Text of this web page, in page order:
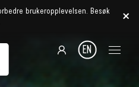
brukeropplevelsen. Besøk
EN